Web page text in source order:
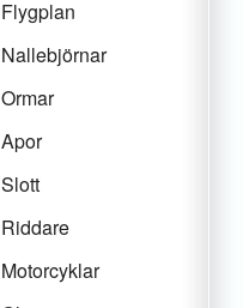
Flygplan
Nallebjörnar
Ormar
Apor
Slott
Riddare
Motorcyklar